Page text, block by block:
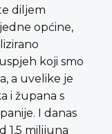
diljem
općine,
koji smo
a uvelike je
i župana s
I danas
1,5 milijuna